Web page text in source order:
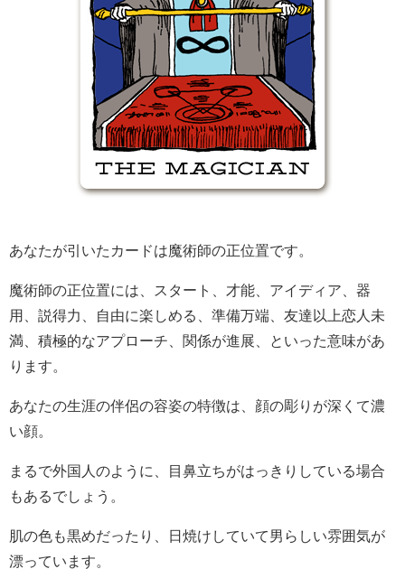
あなたが引いたカードは魔術師の正位置です。
魔術師の正位置には、スタート、才能、アイディア、器
用、説得力、自由に楽しめる、準備万端、友達以上恋人未
満、積極的なアプローチ、関係が進展、といった意味があ
ります。
あなたの生涯の伴侶の容姿の特徴は、顔の彫りが深くて濃
い顔。
まるで外国人のように、目鼻立ちがはっきりしている場合
もあるでしょう。
肌の色も黒めだったり、日焼けしていて男らしい雰囲気が
漂っています。